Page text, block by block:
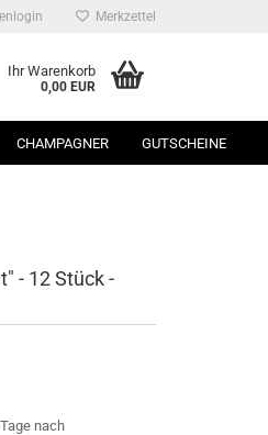
Merkzettel
Ihr Warenkorb
0,00 EUR
CHAMPAGNER GUTSCHEINE
- 12 Stück -
nach